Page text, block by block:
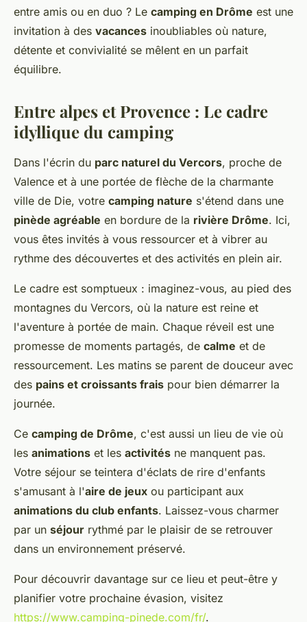
entre amis ou en duo ? Le camping en Drôme est une
invitation à des vacances inoubliables où nature,
détente et convivialité se mêlent en un parfait
équilibre.
Entre alpes et Provence : Le cadre
idyllique du camping
Dans l'écrin du parc naturel du Vercors, proche de
Valence et à une portée de flèche de la charmante
ville de Die, votre camping nature s'étend dans une
pinède agréable en bordure de la rivière Drôme. Ici,
vous êtes invités à vous ressourcer et à vibrer au
rythme des découvertes et des activités en plein air.
Le cadre est somptueux : imaginez-vous, au pied des
montagnes du Vercors, où la nature est reine et
l'aventure à portée de main. Chaque réveil est une
promesse de moments partagés, de calme et de
ressourcement. Les matins se parent de douceur avec
des pains et croissants frais pour bien démarrer la
journée.
Ce camping de Drôme, c'est aussi un lieu de vie où
les animations et les activités ne manquent pas.
Votre séjour se teintera d'éclats de rire d'enfants
s'amusant à l'aire de jeux ou participant aux
animations du club enfants. Laissez-vous charmer
par un séjour rythmé par le plaisir de se retrouver
dans un environnement préservé.
Pour découvrir davantage sur ce lieu et peut-être y
planifier votre prochaine évasion, visitez
https://www.camping-pinede.com/fr/.